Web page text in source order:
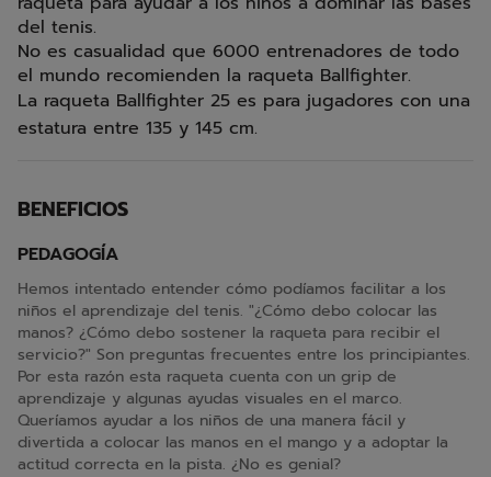
del tenis.
No es casualidad que 6000 entrenadores de todo
el mundo recomienden la raqueta Ballfighter.
La raqueta Ballfighter 25 es para jugadores con una
estatura entre 135 y 145 cm.
BENEFICIOS
PEDAGOGÍA
Hemos intentado entender cómo podíamos facilitar a los
niños el aprendizaje del tenis. "¿Cómo debo colocar las
manos? ¿Cómo debo sostener la raqueta para recibir el
servicio?" Son preguntas frecuentes entre los principiantes.
Por esta razón esta raqueta cuenta con un grip de
aprendizaje y algunas ayudas visuales en el marco.
Queríamos ayudar a los niños de una manera fácil y
divertida a colocar las manos en el mango y a adoptar la
actitud correcta en la pista. ¿No es genial?